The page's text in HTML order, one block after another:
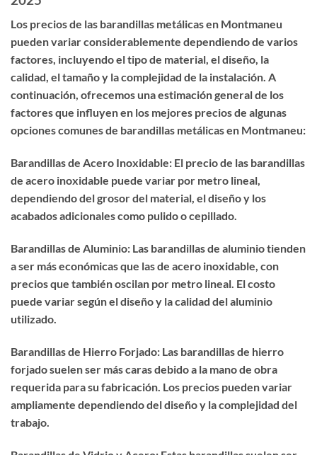
Los precios de las barandillas metálicas en Montmaneu
pueden variar considerablemente dependiendo de varios
factores, incluyendo el tipo de material, el diseño, la
calidad, el tamaño y la complejidad de la instalación. A
continuación, ofrecemos una estimación general de los
factores que influyen en los mejores precios de algunas
opciones comunes de barandillas metálicas en Montmaneu:
Barandillas de Acero Inoxidable: El precio de las barandillas
de acero inoxidable puede variar por metro lineal,
dependiendo del grosor del material, el diseño y los
acabados adicionales como pulido o cepillado.
Barandillas de Aluminio: Las barandillas de aluminio tienden
a ser más económicas que las de acero inoxidable, con
precios que también oscilan por metro lineal. El costo
puede variar según el diseño y la calidad del aluminio
utilizado.
Barandillas de Hierro Forjado: Las barandillas de hierro
forjado suelen ser más caras debido a la mano de obra
requerida para su fabricación. Los precios pueden variar
ampliamente dependiendo del diseño y la complejidad del
trabajo.